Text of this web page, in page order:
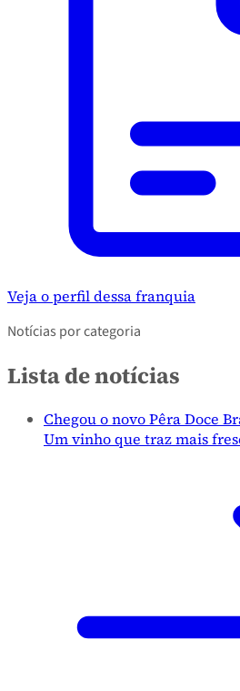
Veja o perfil dessa franquia
Notícias por categoria
Lista de notícias
Chegou o novo Pêra Doce
Um vinho que traz mais